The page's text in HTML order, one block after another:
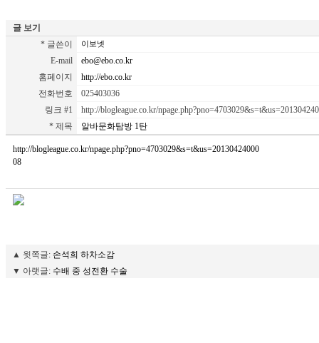
글 보기
* 글쓴이
이보넷
E-mail
ebo@ebo.co.kr
홈페이지
http://ebo.co.kr
전화번호
025403036
링크 #1
http://blogleague.co.kr/
* 제목
알바문화탐방 1탄
http://blogleague.co.kr/npage.php?pno=4703029&s=t&us=20130424000
08
▲ 윗쪽글: 손석희 하차소감
▼ 아랫글: 수배 중 성전환 수술